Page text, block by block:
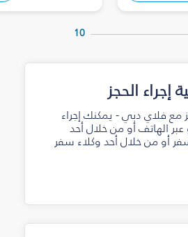
10
إجراء الحجز
مع فلاي دبي - يمكنك إجراء
عبر الهاتف أو من خلال أحد
أو من خلال أحد وكلاء سفر